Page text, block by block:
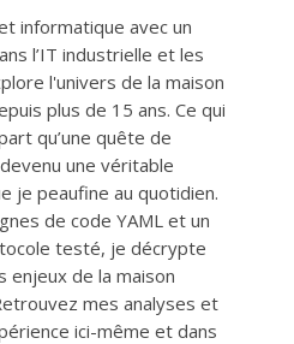
informatique avec un
l’IT industrielle et les
l'univers de la maison
plus de 15 ans. Ce qui
qu’une quête de
une véritable
je peaufine au quotidien.
de code YAML et un
testé, je décrypte
enjeux de la maison
mes analyses et
ici-même et dans